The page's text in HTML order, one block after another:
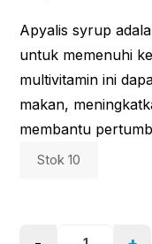
Apyalis syrup
untuk memenuhi
multivitamin ini
makan,
membantu
Stok 10